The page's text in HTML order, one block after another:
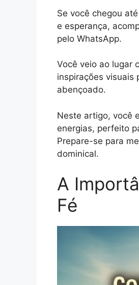
Se você chegou
e esperança,
pelo WhatsApp.
Você veio ao lugar
inspirações visuais
abençoado.
Neste artigo, você
energias, perfeito
Prepare-se para
dominical.
A
Fé